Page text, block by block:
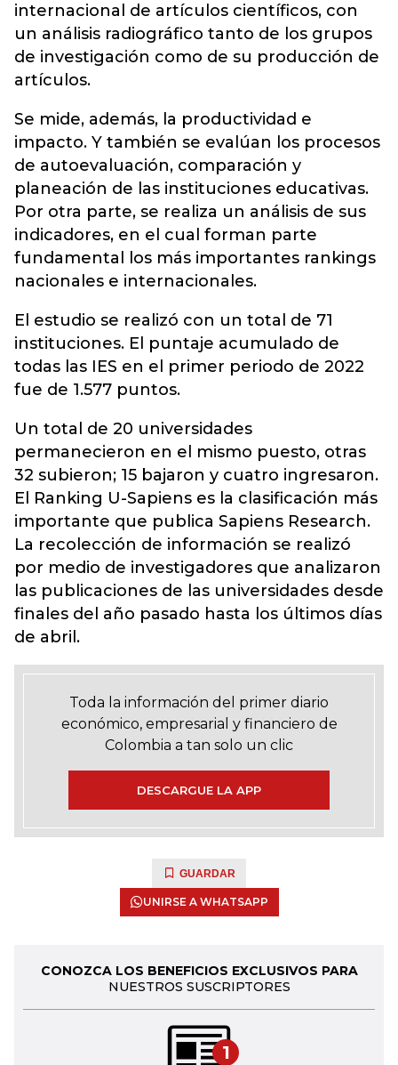
internacional de artículos científicos, con
un análisis radiográfico tanto de los grupos
de investigación como de su producción de
artículos.
Se mide, además, la productividad e
impacto. Y también se evalúan los procesos
de autoevaluación, comparación y
planeación de las instituciones educativas.
Por otra parte, se realiza un análisis de sus
indicadores, en el cual forman parte
fundamental los más importantes rankings
nacionales e internacionales.
El estudio se realizó con un total de 71
instituciones. El puntaje acumulado de
todas las IES en el primer periodo de 2022
fue de 1.577 puntos.
Un total de 20 universidades
permanecieron en el mismo puesto, otras
32 subieron; 15 bajaron y cuatro ingresaron.
El Ranking U-Sapiens es la clasificación más
importante que publica Sapiens Research.
La recolección de información se realizó
por medio de investigadores que analizaron
las publicaciones de las universidades desde
finales del año pasado hasta los últimos días
de abril.
Toda la información del primer diario
económico, empresarial y financiero de
Colombia a tan solo un clic
DESCARGUE LA APP
GUARDAR
UNIRSE A WHATSAPP
CONOZCA LOS BENEFICIOS EXCLUSIVOS PARA
NUESTROS SUSCRIPTORES
1